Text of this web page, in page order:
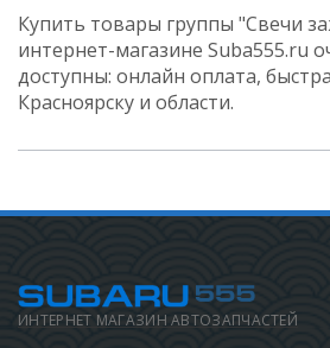
Купить товары группы "Свечи
интернет-магазине Suba555.ru
доступны: онлайн оплата,
Красноярску и области.
ИНТЕРНЕТ МАГАЗИН АВТОЗАПЧАСТЕЙ